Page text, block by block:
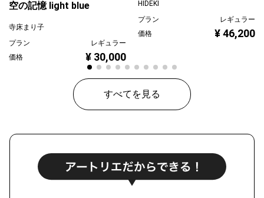
空の記憶 light blue
寺床まり子
プラン
レギュラー
価格
¥ 30,000
HIDEKI
プラン
レギュラー
価格
¥ 46,200
すべてを見る